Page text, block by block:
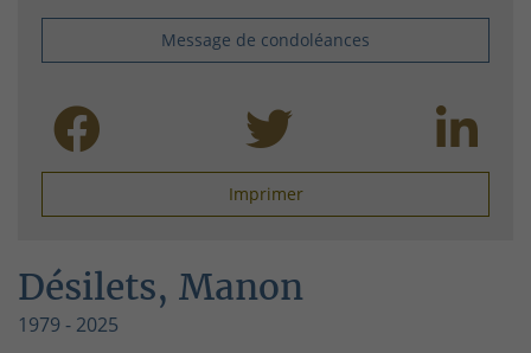
Message de condoléances
Imprimer
Désilets, Manon
1979 - 2025